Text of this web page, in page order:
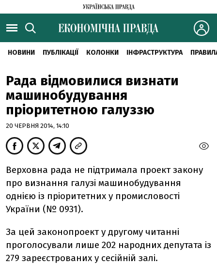
НОВИНИ ПУБЛІКАЦІЇ КОЛОНКИ ІНФРАСТРУКТУРА
Рада відмовилися визнати
машинобудування
пріоритетною галуззю
20 ЧЕРВНЯ 2014, 14:10
Верховна рада не підтримала проект закону
про визнання галузі машинобудування
однією із пріоритетних у промисловості
України (№ 0931).
За цей законопроект у другому читанні
проголосували лише 202 народних депутата із
279 зареєстрованих у сесійній залі.